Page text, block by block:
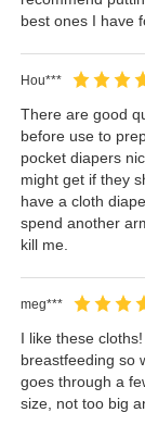
best ones I have
Hou***
There are good
before use to
pocket diapers
might get if they
have a cloth
spend another
kill me.
meg***
I like these
breastfeeding so
goes through a
size, not too big